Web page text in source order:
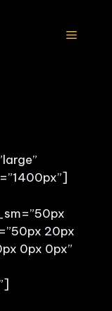
Menu
20px
0px 0px”